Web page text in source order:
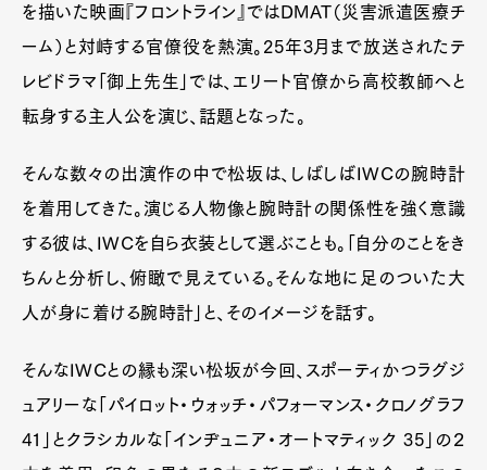
を描いた映画『フロントライン』ではDMAT（災害派遣医療チ
ーム）と対峙する官僚役を熱演。25年3月まで放送されたテ
レビドラマ「御上先生」では、エリート官僚から高校教師へと
転身する主人公を演じ、話題となった。
そんな数々の出演作の中で松坂は、しばしばIWCの腕時計
を着用してきた。演じる人物像と腕時計の関係性を強く意識
する彼は、IWCを自ら衣装として選ぶことも。「自分のことをき
ちんと分析し、俯瞰で見えている。そんな地に足のついた大
人が身に着ける腕時計」と、そのイメージを話す。
そんなIWCとの縁も深い松坂が今回、スポーティかつラグジ
ュアリーな「パイロット・ウォッチ・パフォーマンス・クロノグラフ
41」とクラシカルな「インヂュニア・オートマティック 35」の２